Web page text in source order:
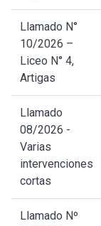
Llamado N°
10/2026 –
Liceo N° 4,
Artigas
Llamado
08/2026 -
Varias
intervenciones
cortas
Llamado Nº